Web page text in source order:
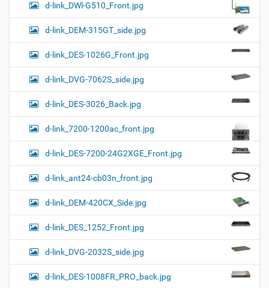
d-link_DWl-G510_Front.jpg
d-link_DEM-315GT_side.jpg
d-link_DES-1026G_Front.jpg
d-link_DVG-7062S_side.jpg
d-link_DES-3026_Back.jpg
d-link_7200-1200ac_front.jpg
d-link_DES-7200-24G2XGE_Front.jpg
d-link_ant24-cb03n_front.jpg
d-link_DEM-420CX_Side.jpg
d-link_DES_1252_Front.jpg
d-link_DVG-2032S_side.jpg
d-link_DES-1008FR_PRO_back.jpg